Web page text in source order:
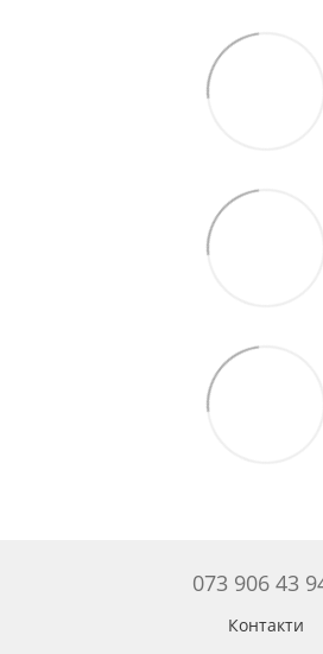
073 906 43
Контакти